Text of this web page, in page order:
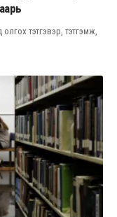
тэтгэвэр, тэтгэмж,